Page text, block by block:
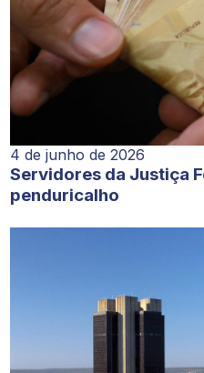
4 de junho de 2026
Servidores da Justiça
penduricalho